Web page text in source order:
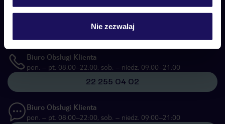
Nie zezwalaj
Telefoniczne Centrum Rezerwacji
22 270 31 20
Biuro Obsługi Klienta
pon. – pt. 08:00–22:00, sob. – niedz. 09:00–21:00
22 255 04 02
Biuro Obsługi Klienta
pon. – pt. 08:00–22:00, sob. – niedz. 09:00–21:00